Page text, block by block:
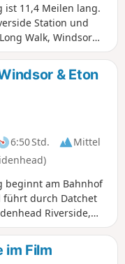
ist 11,4 Meilen lang.
Station und
Walk, Windsor
Water, Valley
Green.
& Eton
6:50 Std.
Mittel
beginnt am Bahnhof
führt durch Datchet
Riverside,
der Eton High
Es ist der längste der
bewältigen.
im Film